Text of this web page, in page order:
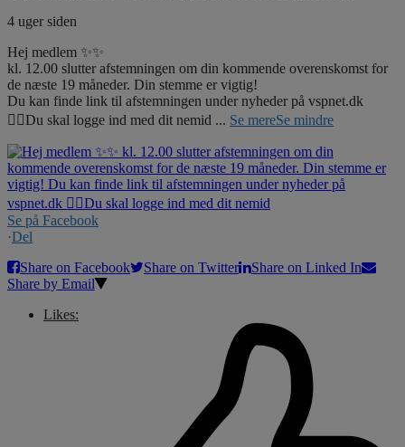
4 uger siden
Hej medlem ✨✨
kl. 12.00 slutter afstemningen om din kommende overenskomst for
de næste 19 måneder. Din stemme er vigtig!
Du kan finde link til afstemningen under nyheder på vspnet.dk
☝🏼Du skal logge ind med dit nemid ... Se mereSe mindre
Se på Facebook
·Del
Share on Facebook
Share on Twitter
Share on Linked In
Share by Email
Likes: